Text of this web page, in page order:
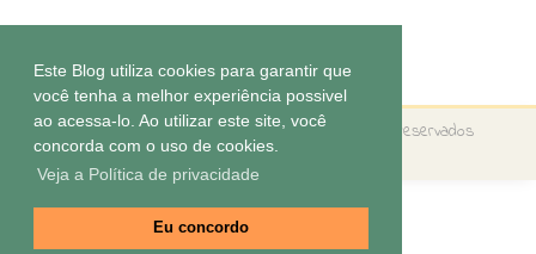
Este Blog utiliza cookies para garantir que
você tenha a melhor experiência possivel
ao acessa-lo. Ao utilizar este site, você
concorda com o uso de cookies.
Veja a Política de privacidade
Eu concordo
Copyright ©O tacho da PepaTodos os direitos reservados
Tema byElaine Gaspareto